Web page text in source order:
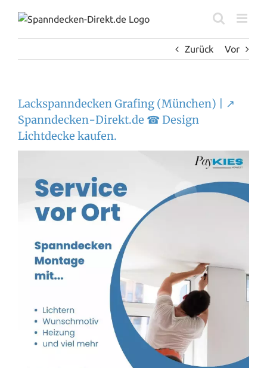
Inhalt
Zurück
Vor
Lackspanndecken Grafing (München) | ↗️
Spanndecken-Direkt.de ☎ Design
Lichtdecke kaufen.